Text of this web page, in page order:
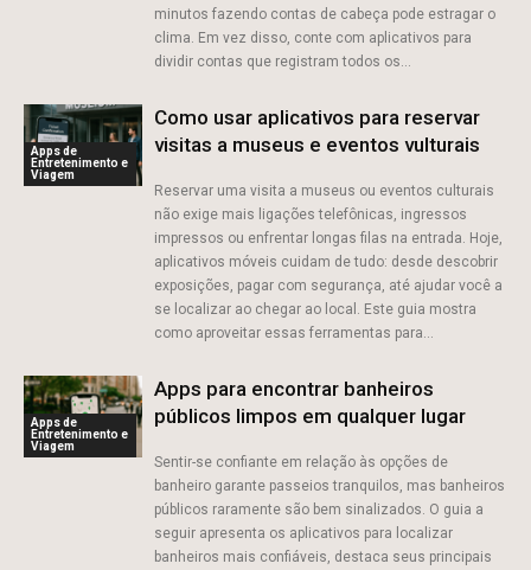
minutos fazendo contas de cabeça pode estragar o
clima. Em vez disso, conte com aplicativos para
dividir contas que registram todos os...
Apps de
Entretenimento e
Viagem
Como usar aplicativos para reservar
visitas a museus e eventos vulturais
Reservar uma visita a museus ou eventos culturais
não exige mais ligações telefônicas, ingressos
impressos ou enfrentar longas filas na entrada. Hoje,
aplicativos móveis cuidam de tudo: desde descobrir
exposições, pagar com segurança, até ajudar você a
se localizar ao chegar ao local. Este guia mostra
como aproveitar essas ferramentas para...
Apps de
Entretenimento e
Viagem
Apps para encontrar banheiros
públicos limpos em qualquer lugar
Sentir-se confiante em relação às opções de
banheiro garante passeios tranquilos, mas banheiros
públicos raramente são bem sinalizados. O guia a
seguir apresenta os aplicativos para localizar
banheiros mais confiáveis, destaca seus principais